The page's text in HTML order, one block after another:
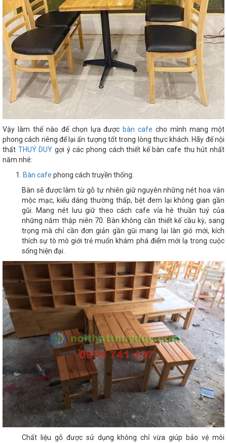
Vậy làm thế nào để chọn lựa được bàn cafe cho mình mang một
phong cách riêng để lại ấn tượng tốt trong lòng thực khách. Hãy để nội
thất THUÝ DUY gợi ý các phong cách thiết kế bàn cafe thu hút nhất
năm nhé:
Bàn cafe phong cách truyền thống:
Bàn sẽ được làm từ gỗ tự nhiên giữ nguyên những nét hoa văn
mộc mạc, kiểu dáng thường thấp, bệt đem lại không gian gần
gũi. Mang nét lưu giữ theo cách cafe vỉa hè thuần tuý của
những năm thập niên 70. Bàn không cần thiết kế cầu kỳ, sang
trọng mà chỉ cần đơn giản gần gũi mang lại làn gió mới, kích
thích sự tò mò giới trẻ muốn khám phá điểm mới lạ trong cuộc
sống hiện đại.
Chất liệu gỗ được sử dụng không chỉ vừa giúp bảo vệ môi